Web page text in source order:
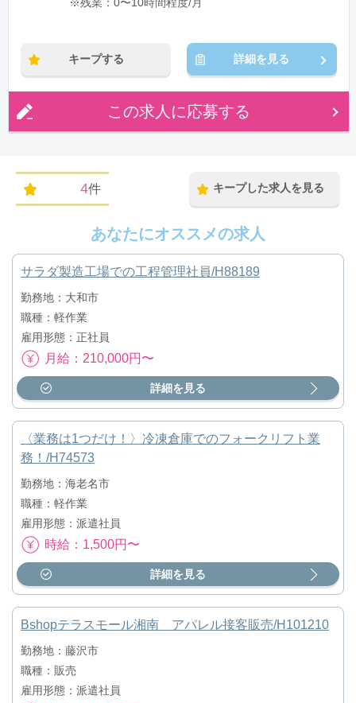
キープする 詳細を見る
この求人に応募する
4件 キープした求人を見る
あなたにオススメの求人
サラダ製造工場での工程管理社員/H88189
勤務地：大和市
職種：軽作業
雇用形態：正社員
月給：210,000円〜
詳細を見る
〈業務は1つだけ！〉冷凍倉庫でのフォークリフト業
務！/H74573
勤務地：海老名市
職種：軽作業
雇用形態：派遣社員
時給：1,500円〜
詳細を見る
Bshopテラスモール湘南 アパレル接客販売/H101210
勤務地：藤沢市
職種：販売
雇用形態：派遣社員